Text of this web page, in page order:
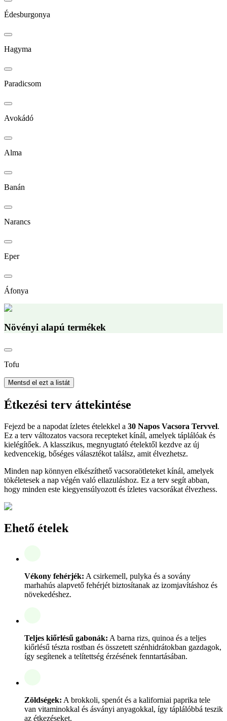
Édesburgonya
Hagyma
Paradicsom
Avokádó
Alma
Banán
Narancs
Eper
Áfonya
Növényi alapú termékek
Tofu
Mentsd el ezt a listát
Étkezési terv áttekintése
Fejezd be a napodat ízletes ételekkel a 30 Napos Vacsora Tervvel.
Ez a terv változatos vacsora recepteket kínál, amelyek táplálóak és
kielégítőek. A klasszikus, megnyugtató ételektől kezdve az új
kedvencekig, bőséges választékot találsz, amit élvezhetsz.
Minden nap könnyen elkészíthető vacsoraötleteket kínál, amelyek
tökéletesek a nap végén való ellazuláshoz. Ez a terv segít abban,
hogy minden este kiegyensúlyozott és ízletes vacsorákat élvezhess.
Ehető ételek
Vékony fehérjék: A csirkemell, pulyka és a sovány
marhahús alapvető fehérjét biztosítanak az izomjavításhoz és
növekedéshez.
Teljes kiőrlésű gabonák: A barna rizs, quinoa és a teljes
kiőrlésű tészta rostban és összetett szénhidrátokban gazdagok,
így segítenek a telítettség érzésének fenntartásában.
Zöldségek: A brokkoli, spenót és a kaliforniai paprika tele
van vitaminokkal és ásványi anyagokkal, így táplálóbbá teszik
az étkezéseket.